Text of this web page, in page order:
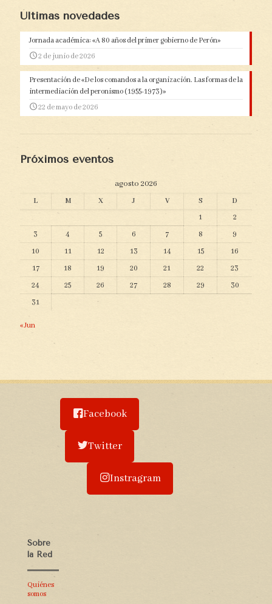
Últimas novedades
Jornada académica: «A 80 años del primer gobierno de Perón»
2 de junio de 2026
Presentación de «De los comandos a la organización. Las formas de la
intermediación del peronismo (1955-1973)»
22 de mayo de 2026
Próximos eventos
agosto 2026
L M X J V S
D
1
2
3
4 5 6 7 8
9
10
11 12 13 14 15
16
17
18 19 20 21 22
23
24
25 26 27 28 29
30
31
« Jun
Facebook
Twitter
Instragram
Sobre
la Red
Quiénes
somos